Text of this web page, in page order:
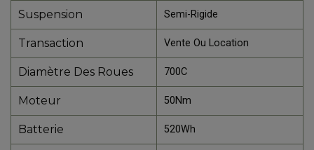
Suspension Semi-Rigide
Transaction Vente Ou Location
Diamètre Des Roues 700C
Moteur 50Nm
Batterie 520Wh